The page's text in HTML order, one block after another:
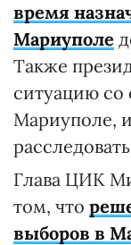
время
Мариуполе
Также
ситуацию со
Мариуполе,
Глава ЦИК
том, что
выборов в